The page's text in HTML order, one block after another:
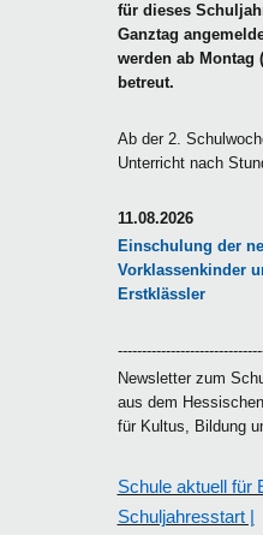
für dieses
Ganztag
werden ab Montag
betreut.
Ab der 2.
Unterricht nach
11.08.2026
Einschulung der
Vorklassenkinder
Erstklässler
Newsletter zum
aus dem
für Kultus, Bildung
Schule aktuell für
Schuljahresstart |